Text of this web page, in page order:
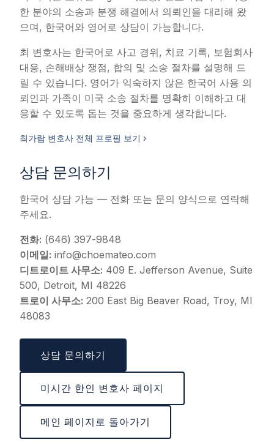
한 분야의 소송과 분쟁 해결에서 의뢰인을 대리해 왔
으며, 한국어와 영어로 상담이 가능합니다.
최 변호사는 한국어로 사고 경위, 치료 기록, 보험회사
대응, 손해배상 쟁점, 합의 및 소송 절차를 설명해 드
릴 수 있습니다. 영어가 익숙하지 않은 한국어 사용 의
뢰인과 가족이 미국 소송 절차를 명확히 이해하고 대
응할 수 있도록 돕는 것을 중요하게 생각합니다.
최가람 변호사 전체 프로필 보기 ›
상담 문의하기
한국어 상담 가능 — 전화 또는 문의 양식으로 연락해
주세요.
전화: (646) 397-9848
이메일: info@choemateo.com
디트로이트 사무소: 409 E. Jefferson Avenue, Suite
500, Detroit, MI 48226
트로이 사무소: 200 East Big Beaver Road, Troy, MI
48083
상담 문의하기
미시간 한인 변호사 페이지
메인 페이지로 돌아가기